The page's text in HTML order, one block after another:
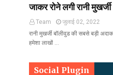
जाकर रोने लगी रानी मुखर्जी
Team
जुलाई 02, 2022
रानी मुखर्जी बॉलीवुड की सबसे बड़ी
हमेशा लाखों …
Social Plugin